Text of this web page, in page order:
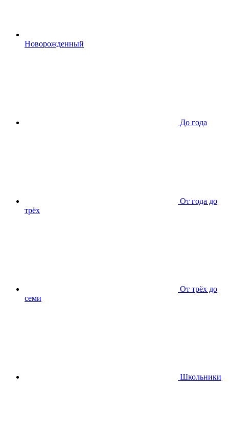
Новорожденный
До года
От года до
трёх
От трёх до
семи
Школьники